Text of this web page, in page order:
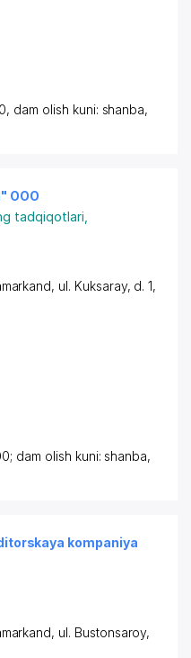
dam olish kuni: shanba,
OOO
tadqiqotlari,
, ul. Kuksaray, d. 1,
dam olish kuni: shanba,
kompaniya
, ul. Bustonsaroy,